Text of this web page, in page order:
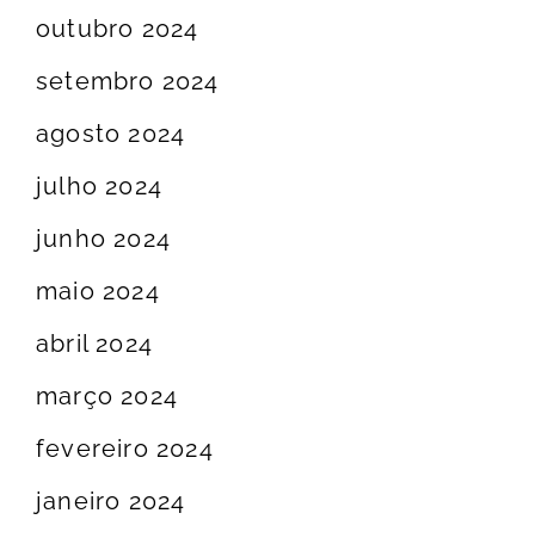
outubro 2024
setembro 2024
agosto 2024
julho 2024
junho 2024
maio 2024
abril 2024
março 2024
fevereiro 2024
janeiro 2024